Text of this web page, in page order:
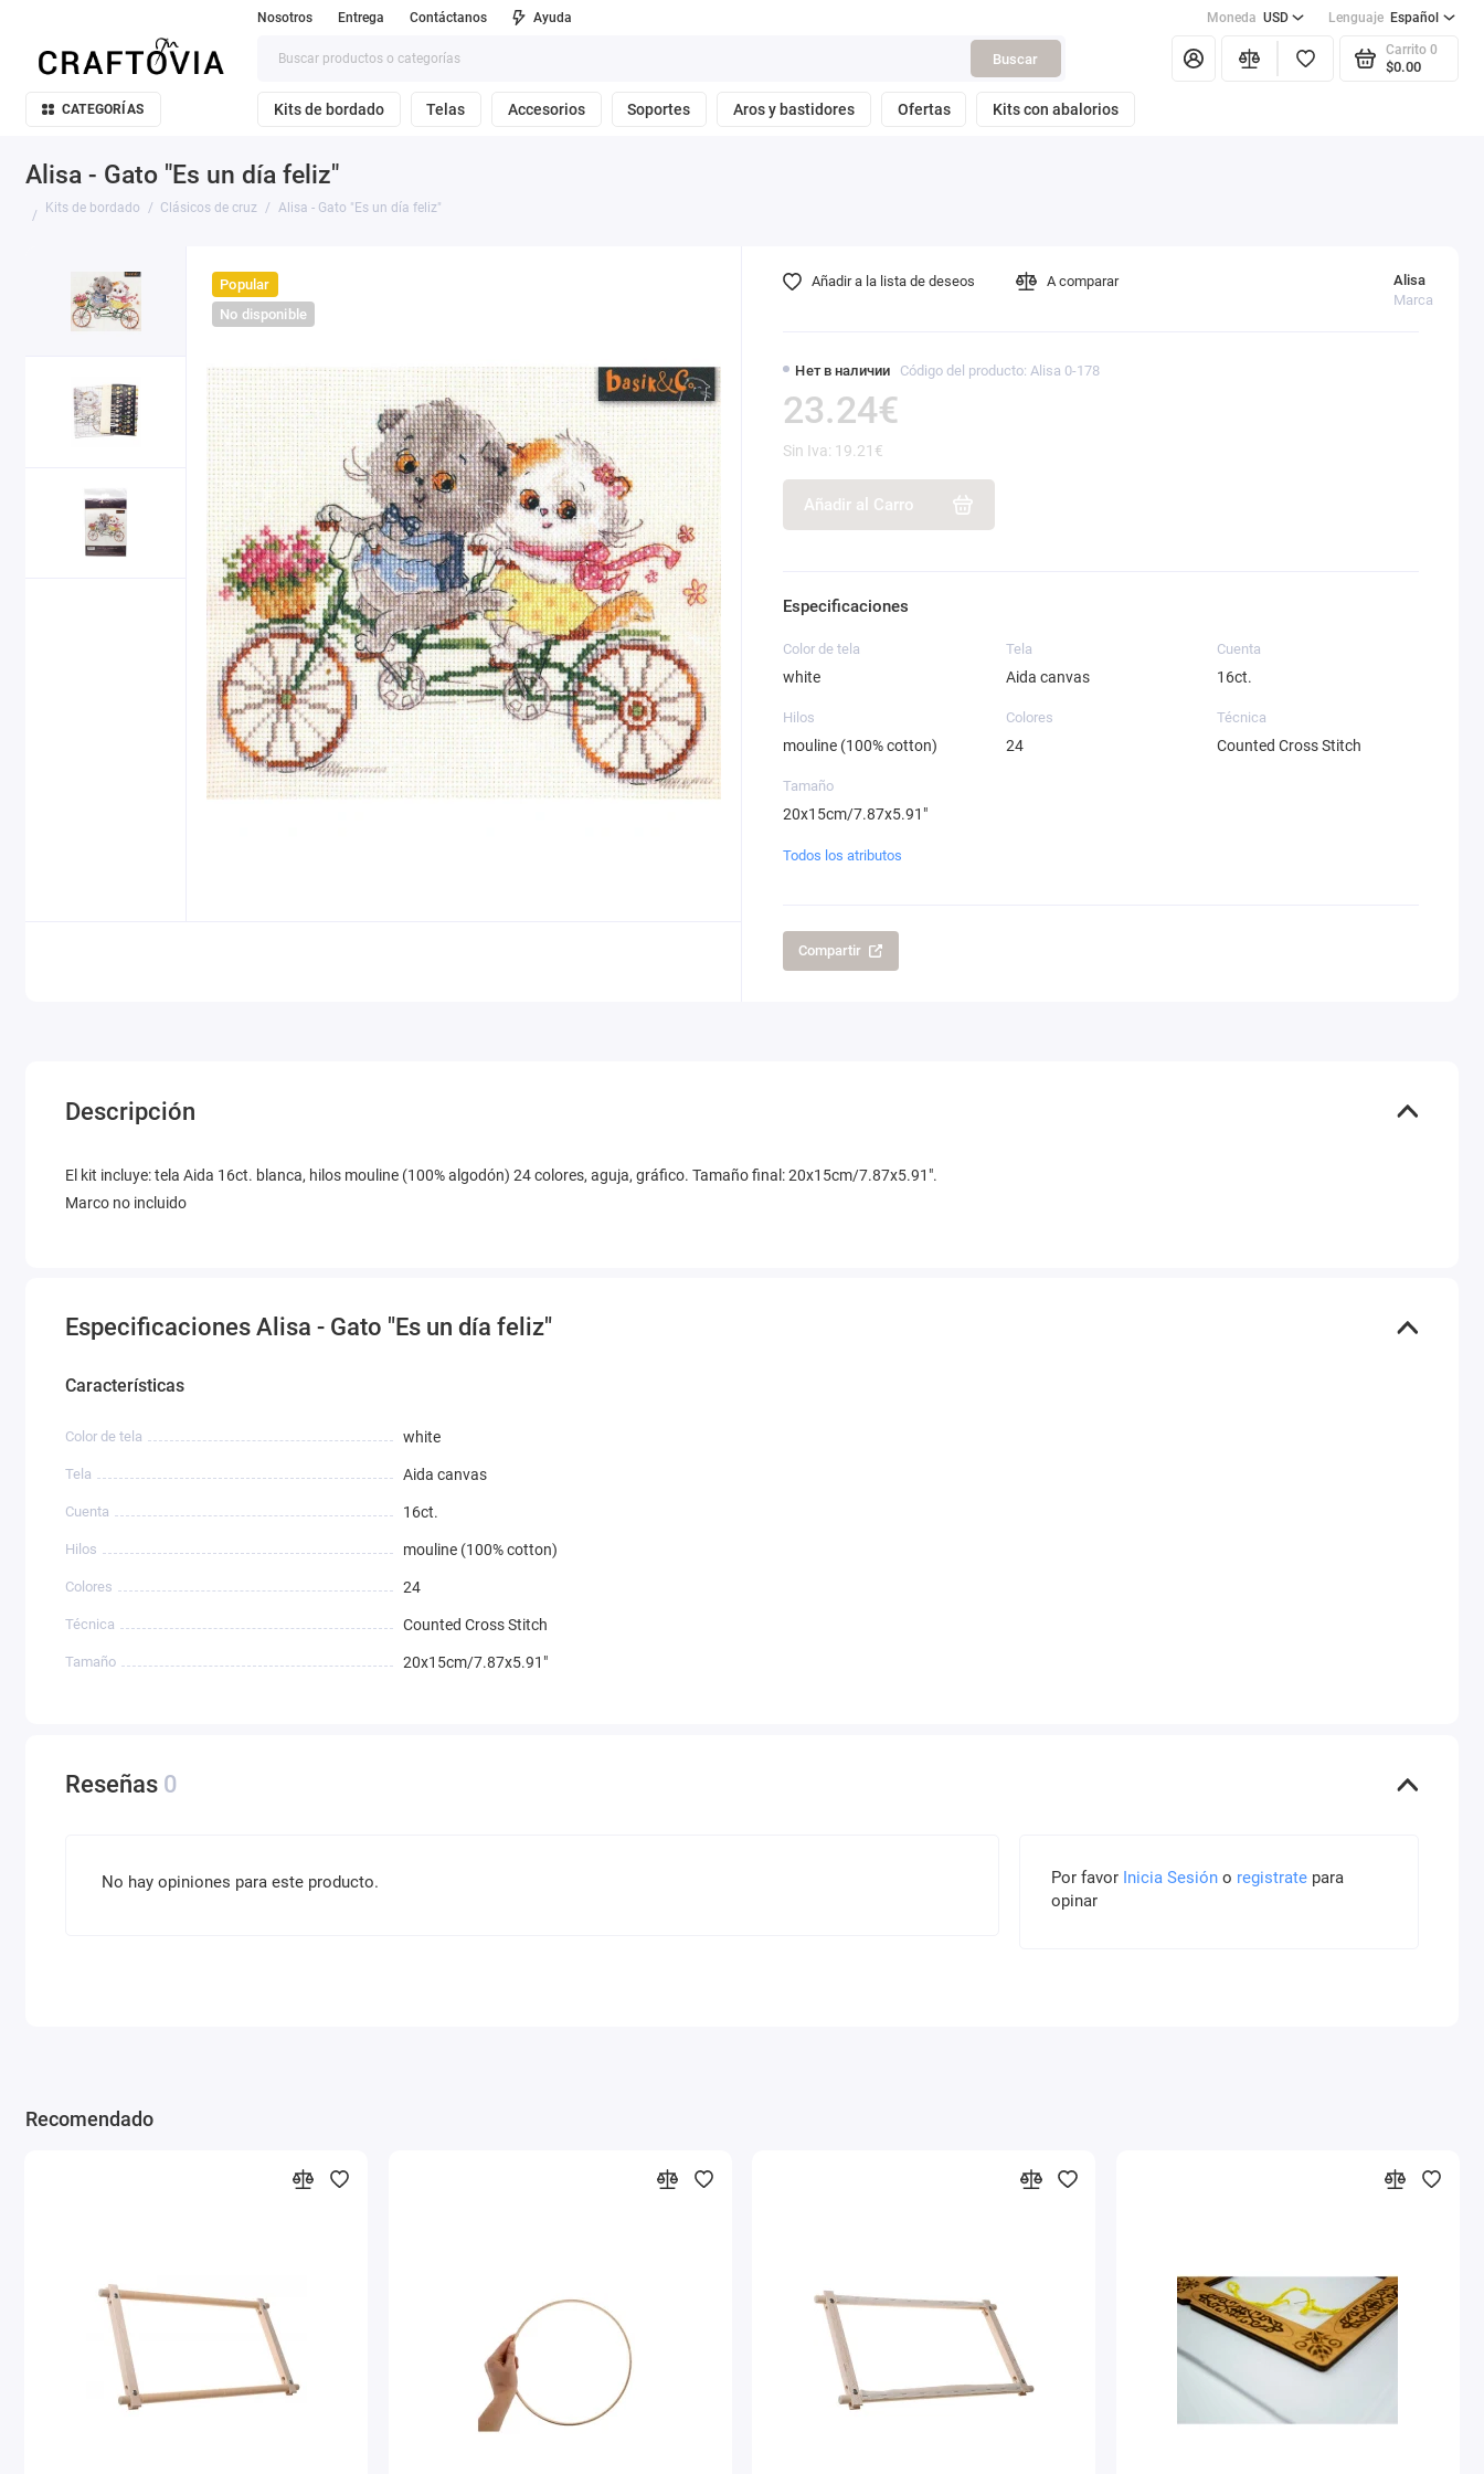
Nosotros Entrega Contáctanos Ayuda Moneda USD Lenguaje Español
Buscar
Carrito 0
$0.00
CATEGORÍAS Kits de bordado Telas Accesorios Soportes Aros y bastidores Ofertas Kits con abalorios
Alisa - Gato "Es un día feliz"
Kits de bordado Clásicos de cruz Alisa - Gato "Es un día feliz"
Popular
No disponible
Нет в наличии Código del producto: Alisa 0-178
Alisa
Marca
23.24€
Sin Iva: 19.21€
Añadir al Carro
Añadir a la lista de deseos A comparar
Especificaciones
Color de tela
white
Tela
Aida canvas
Cuenta
16ct.
Hilos
mouline (100% cotton)
Colores
24
Técnica
Counted Cross Stitch
Tamaño
20x15cm/7.87x5.91"
Todos los atributos
Compartir
Descripción
El kit incluye: tela Aida 16ct. blanca, hilos mouline (100% algodón) 24 colores, aguja, gráfico. Tamaño final: 20x15cm/7.87x5.91".
Marco no incluido
Especificaciones Alisa - Gato "Es un día feliz"
Características
Color de tela white
Tela Aida canvas
Cuenta 16ct.
Hilos mouline (100% cotton)
Colores 24
Técnica Counted Cross Stitch
Tamaño 20x15cm/7.87x5.91"
Reseñas 0
No hay opiniones para este producto. Por favor Inicia Sesióno registratepara
opinar
Recomendado